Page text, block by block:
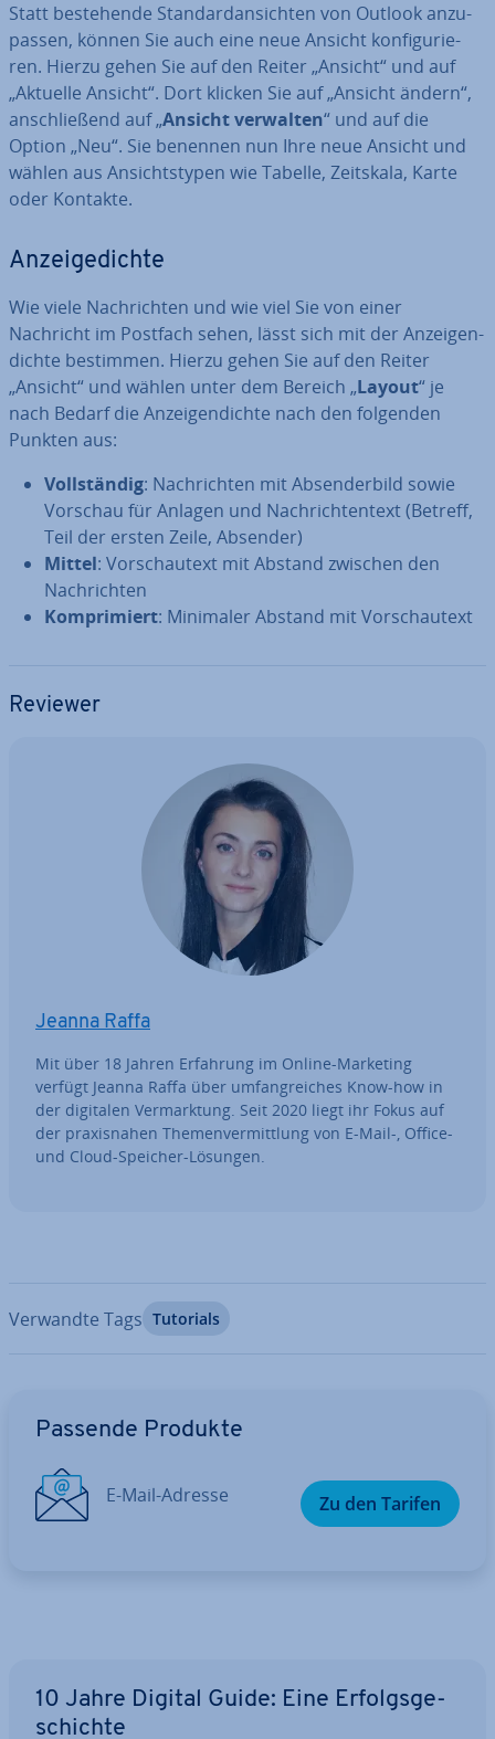
Statt be­stehen­de Stan­dardan­sich­ten von Outlook an­zu­
pas­sen, können Sie auch eine neue Ansicht kon­fi­gu­rie­
ren. Hierzu gehen Sie auf den Reiter „Ansicht“ und auf
„Aktuelle Ansicht“. Dort klicken Sie auf „Ansicht ändern“,
an­schlie­ßend auf „Ansicht verwalten“ und auf die
Option „Neu“. Sie benennen nun Ihre neue Ansicht und
wählen aus An­sichts­ty­pen wie Tabelle, Zeitskala, Karte
oder Kontakte.
An­zei­ge­dich­te
Wie viele Nach­rich­ten und wie viel Sie von einer
Nachricht im Postfach sehen, lässt sich mit der An­zei­gen­
dich­te bestimmen. Hierzu gehen Sie auf den Reiter
„Ansicht“ und wählen unter dem Bereich „Layout“ je
nach Bedarf die An­zei­gen­dich­te nach den folgenden
Punkten aus:
Voll­stän­dig: Nach­rich­ten mit Ab­sen­der­bild sowie
Vorschau für Anlagen und Nach­rich­ten­text (Betreff,
Teil der ersten Zeile, Absender)
Mittel: Vor­schau­t­ext mit Abstand zwischen den
Nach­rich­ten
Kom­pri­miert: Minimaler Abstand mit Vor­schau­t­ext
Reviewer
Jeanna Raffa
Mit über 18 Jahren Erfahrung im Online-Marketing
verfügt Jeanna Raffa über um­fang­rei­ches Know-how in
der digitalen Ver­mark­tung. Seit 2020 liegt ihr Fokus auf
der pra­xis­na­hen The­men­ver­mitt­lung von E-Mail-, Office-
und Cloud-Speicher-Lösungen.
Verwandte Tags Tutorials
Passende Produkte
E-Mail-Adresse Zu den Tarifen
10 Jahre Digital Guide: Eine Er­folgs­ge­
schich­te